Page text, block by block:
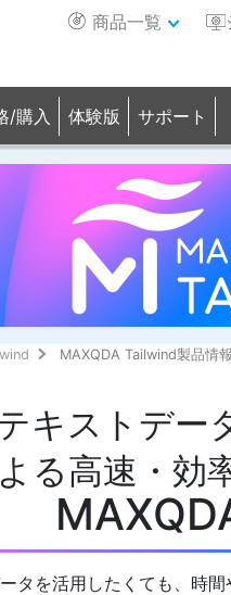
商品一覧
/購入 体験版 サポート
MAXQDA Tailwind製品情報
キストデー
る高速・効
タを活用したくても、時